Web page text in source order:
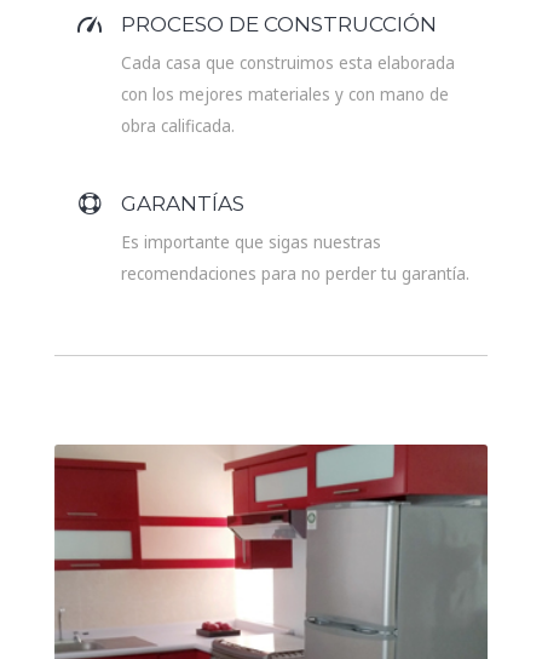
PROCESO DE CONSTRUCCIÓN
Cada casa que construimos esta elaborada
con los mejores materiales y con mano de
obra calificada.
GARANTÍAS
Es importante que sigas nuestras
recomendaciones para no perder tu garantía.